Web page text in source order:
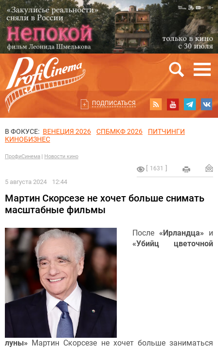
ПОДПИСАТЬСЯ
В ФОКУСЕ: ВЕНЕЦИЯ 2026 СПБМКФ 2026
ПИТЧИНГИ
КИНОБИЗНЕС
ПрофиСинема Новости кино
1631
5 августа 2024 12:44
Мартин Скорсезе не хочет больше снимать
масштабные фильмы
После «Ирландца» и
«Убийц цветочной
луны» Мартин Скорсезе не хочет больше заниматься